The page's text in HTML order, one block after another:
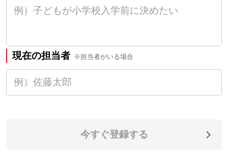
現在の担当者 ※担当者がいる場合
今すぐ登録する